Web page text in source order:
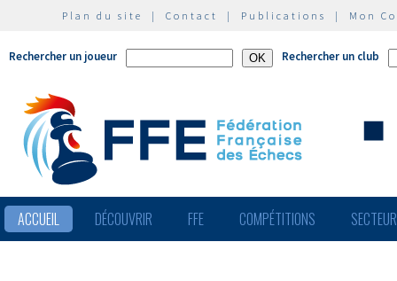
Plan du site | Contact | Publications | Mon
Rechercher un joueur Rechercher un club
ACCUEIL DÉCOUVRIR FFE COMPÉTITIONS